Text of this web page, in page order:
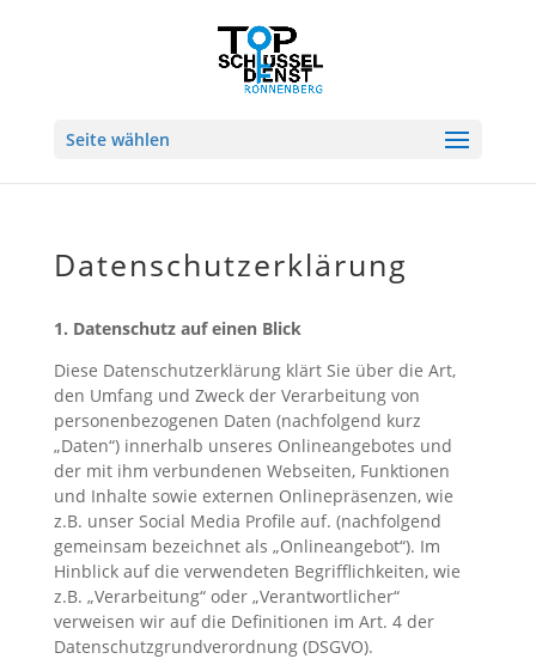
Seite wählen
Datenschutzerklärung
1. Datenschutz auf einen Blick
Diese Datenschutzerklärung klärt Sie über die Art,
den Umfang und Zweck der Verarbeitung von
personenbezogenen Daten (nachfolgend kurz
„Daten“) innerhalb unseres Onlineangebotes und
der mit ihm verbundenen Webseiten, Funktionen
und Inhalte sowie externen Onlinepräsenzen, wie
z.B. unser Social Media Profile auf. (nachfolgend
gemeinsam bezeichnet als „Onlineangebot“). Im
Hinblick auf die verwendeten Begrifflichkeiten, wie
z.B. „Verarbeitung“ oder „Verantwortlicher“
verweisen wir auf die Definitionen im Art. 4 der
Datenschutzgrundverordnung (DSGVO).